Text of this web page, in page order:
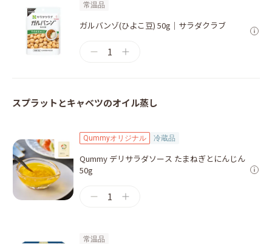
常温品
ガルバンゾ(ひよこ豆) 50g｜サラダクラブ
1
スプラットとキャベツのオイル蒸し
Qummyオリジナル 冷蔵品
Qummy デリサラダソース たまねぎとにんじん
50g
1
常温品